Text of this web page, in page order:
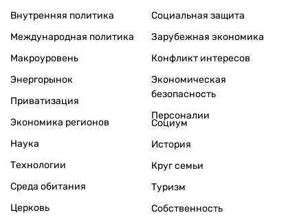
Внутренняя политика
Международная политика
Макроуровень
Энергорынок
Приватизация
Экономика регионов
Социальная защита
Зарубежная экономика
Конфликт интересов
Экономическая
безопасность
Персоналии
Наука
Технологии
Среда обитания
Церковь
Социум
История
Круг семьи
Туризм
Собственность